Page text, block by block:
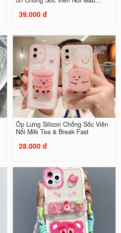
39.000 đ
Ốp Lưng Silicon Chống Sốc Viền
Nổi Milk Tea & Break Fast
28.000 đ